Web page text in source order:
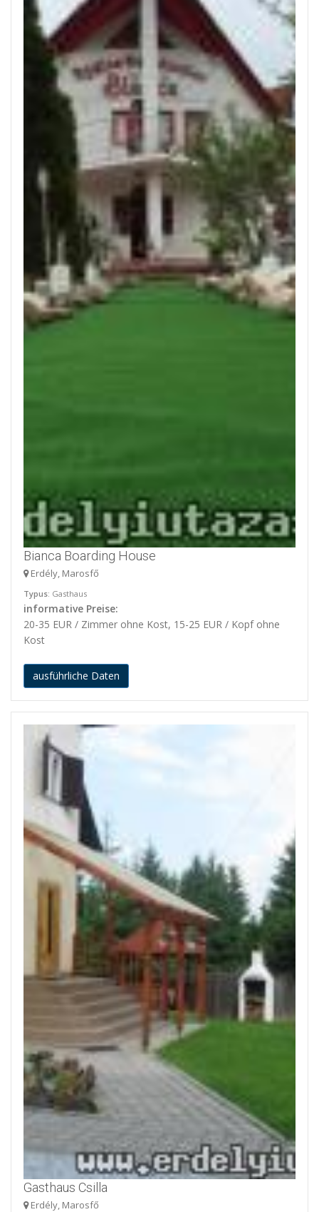
Bianca Boarding House
Erdély, Marosfő
Typus: Gasthaus
informative Preise:
20-35 EUR / Zimmer ohne Kost, 15-25 EUR / Kopf ohne
Kost
ausführliche Daten
Gasthaus Csilla
Erdély, Marosfő